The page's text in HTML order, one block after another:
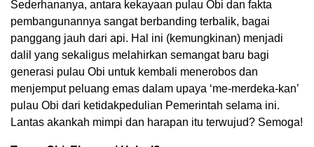
Sederhananya, antara kekayaan pulau Obi dan fakta
pembangunannya sangat berbanding terbalik, bagai
panggang jauh dari api. Hal ini (kemungkinan) menjadi
dalil yang sekaligus melahirkan semangat baru bagi
generasi pulau Obi untuk kembali menerobos dan
menjemput peluang emas dalam upaya ‘me-merdeka-kan’
pulau Obi dari ketidakpedulian Pemerintah selama ini.
Lantas akankah mimpi dan harapan itu terwujud? Semoga!